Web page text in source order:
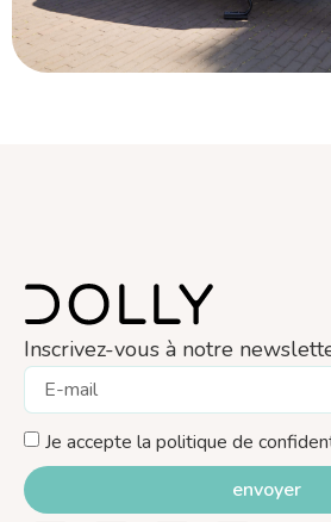
Inscrivez-vous à notre
Je accepte la politique de
envoyer